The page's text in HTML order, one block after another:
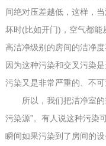
间绝对压差越低，这样，
坏时(比如开门)，空气都能
高洁净级别的房间的洁净
因为这种污染和交叉污染
污染又是非常严重的、不
所以，我们把洁净室的
污染源”。有人说这种污染
瞬间如果污染到了房间的